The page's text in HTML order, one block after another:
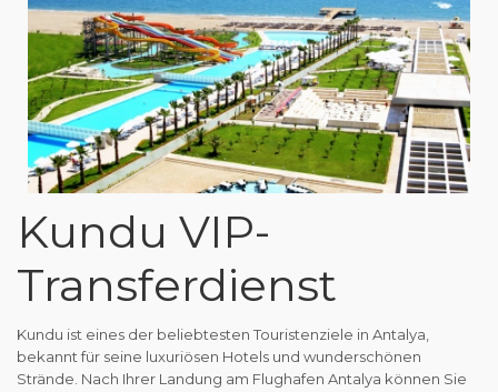
Kundu VIP-
Transferdienst
Kundu ist eines der beliebtesten Touristenziele in Antalya,
bekannt für seine luxuriösen Hotels und wunderschönen
Strände. Nach Ihrer Landung am Flughafen Antalya können Sie